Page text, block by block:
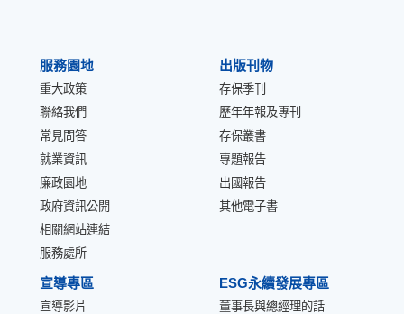
服務園地
重大政策
聯絡我們
常見問答
就業資訊
廉政園地
政府資訊公開
相關網站連結
服務處所
出版刊物
存保季刊
歷年年報及專刊
存保叢書
專題報告
出國報告
其他電子書
宣導專區
宣導影片
ESG永續發展專區
董事長與總經理的話